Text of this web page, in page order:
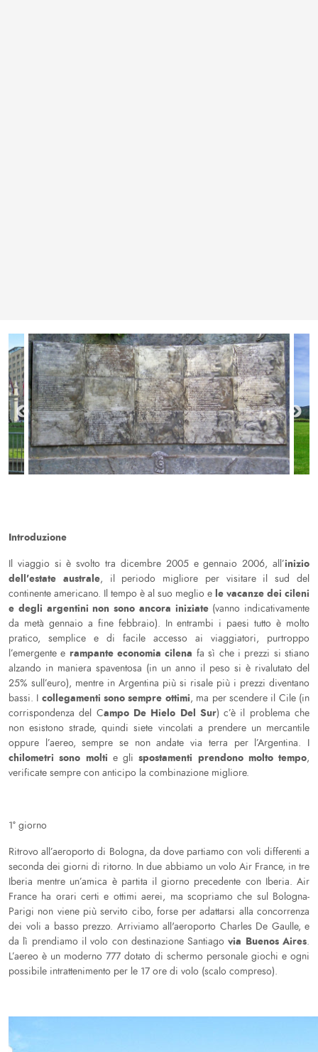
Introduzione
Il viaggio si è svolto tra dicembre 2005 e gennaio 2006, all’inizio
dell’estate australe, il periodo migliore per visitare il sud del
continente americano. Il tempo è al suo meglio e le vacanze dei cileni
e degli argentini non sono ancora iniziate(vanno indicativamente
da metà gennaio a fine febbraio). In entrambi i paesi tutto è molto
pratico, semplice e di facile accesso ai viaggiatori, purtroppo
l’emergente e rampante economia cilena fa sì che i prezzi si stiano
alzando in maniera spaventosa (in un anno il peso si è rivalutato del
25% sull’euro), mentre in Argentina più si risale più i prezzi diventano
bassi. I collegamenti sono sempre ottimi, ma per scendere il Cile (in
corrispondenza del Campo De Hielo Del Sur) c’è il problema che
non esistono strade, quindi siete vincolati a prendere un mercantile
oppure l’aereo, sempre se non andate via terra per l’Argentina. I
chilometri sono molti e glispostamenti prendono molto tempo,
verificate sempre con anticipo la combinazione migliore.
1° giorno
Ritrovo all’aeroporto di Bologna, da dove partiamo con voli differenti a
seconda dei giorni di ritorno. In due abbiamo un volo Air France, in tre
Iberia mentre un’amica è partita il giorno precedente con Iberia. Air
France ha orari certi e ottimi aerei, ma scopriamo che sul Bologna-
Parigi non viene più servito cibo, forse per adattarsi alla concorrenza
dei voli a basso prezzo. Arriviamo all'aeroporto Charles De Gaulle, e
da lì prendiamo il volo con destinazione Santiagovia Buenos Aires.
L’aereo è un moderno 777 dotato di schermo personale giochi e ogni
possibile intrattenimento per le 17 ore di volo (scalo compreso).